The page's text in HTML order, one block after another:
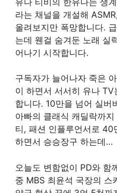
라는 채널을 개설해
올려보지만 폭망합니다.
는데 웬걸 숨겨둔 노래 실
어나기 시작합니다.
구독자가 늘어나자 죽은
이 하면서 서서히 유나
합니다. 10만을 넘어 실버
아빠의 클래식 캐딜락까
티, 패션 인플루언서로
하면서 승승장구 하는데…
오늘도 변함없이 PD와 함
중 MBS 최윤석 국장의 스